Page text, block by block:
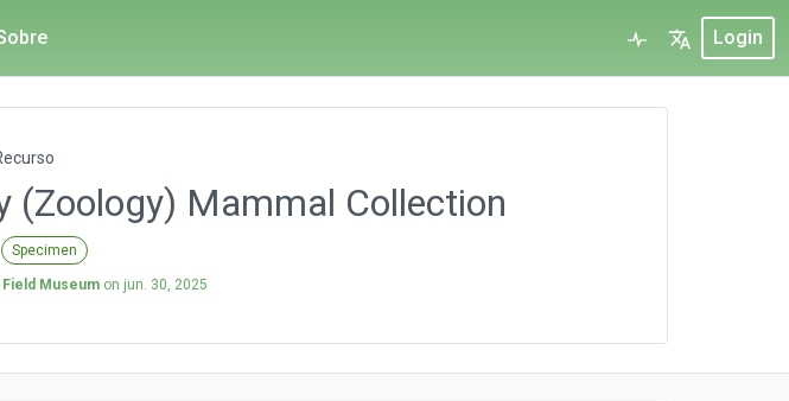
Login
(Zoology) Mammal Collection
Specimen
Field Museum on jun. 30, 2025